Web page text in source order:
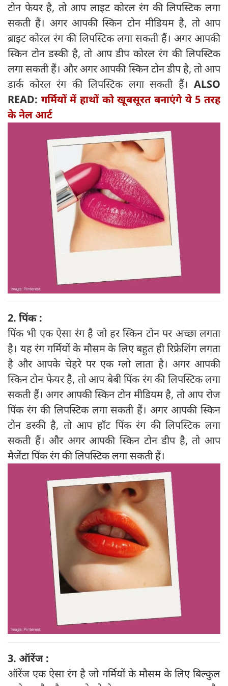
टोन फेयर है, तो आप लाइट कोरल रंग की लिपस्टिक लगा
सकती हैं। अगर आपकी स्किन टोन मीडियम है, तो आप
ब्राइट कोरल रंग की लिपस्टिक लगा सकती हैं। अगर आपकी
स्किन टोन डस्की है, तो आप डीप कोरल रंग की लिपस्टिक
लगा सकती हैं। और अगर आपकी स्किन टोन डीप है, तो आप
डार्क कोरल रंग की लिपस्टिक लगा सकती हैं। ALSO
READ: गर्मियों में हाथों को खूबसूरत बनाएंगे ये 5 तरह
के नेल आर्ट
2. पिंक :
पिंक भी एक ऐसा रंग है जो हर स्किन टोन पर अच्छा लगता
है। यह रंग गर्मियों के मौसम के लिए बहुत ही रिफ्रेशिंग लगता
है और आपके चेहरे पर एक ग्लो लाता है। अगर आपकी
स्किन टोन फेयर है, तो आप बेबी पिंक रंग की लिपस्टिक लगा
सकती हैं। अगर आपकी स्किन टोन मीडियम है, तो आप रोज
पिंक रंग की लिपस्टिक लगा सकती हैं। अगर आपकी स्किन
टोन डस्की है, तो आप हॉट पिंक रंग की लिपस्टिक लगा
सकती हैं। और अगर आपकी स्किन टोन डीप है, तो आप
मैजेंटा पिंक रंग की लिपस्टिक लगा सकती हैं।
3. ऑरेंज :
ऑरेंज एक ऐसा रंग है जो गर्मियों के मौसम के लिए बिल्कुल